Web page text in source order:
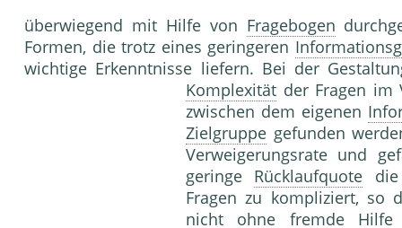
überwiegend mit Hilfe von Fragebogen
Formen, die trotz eines geringeren
wichtige Erkenntnisse liefern. Bei der
Komplexität der Fragen im
zwischen dem eigenen
Zielgruppe gefunden
Verweigerungsrate und
geringe Rücklaufquote
Fragen zu kompliziert, so
nicht ohne fremde Hilfe